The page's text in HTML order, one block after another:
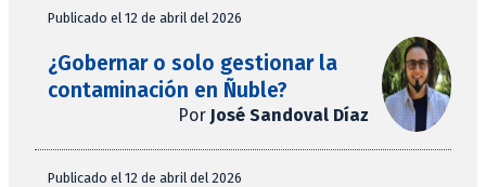
Publicado el 12 de abril del 2026
¿Gobernar o solo gestionar la
contaminación en Ñuble?
Por José Sandoval Díaz
Publicado el 12 de abril del 2026